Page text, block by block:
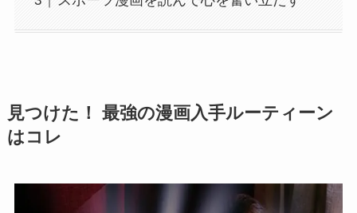
見つけた！ 最強の漫画入手ルーティーン
はコレ